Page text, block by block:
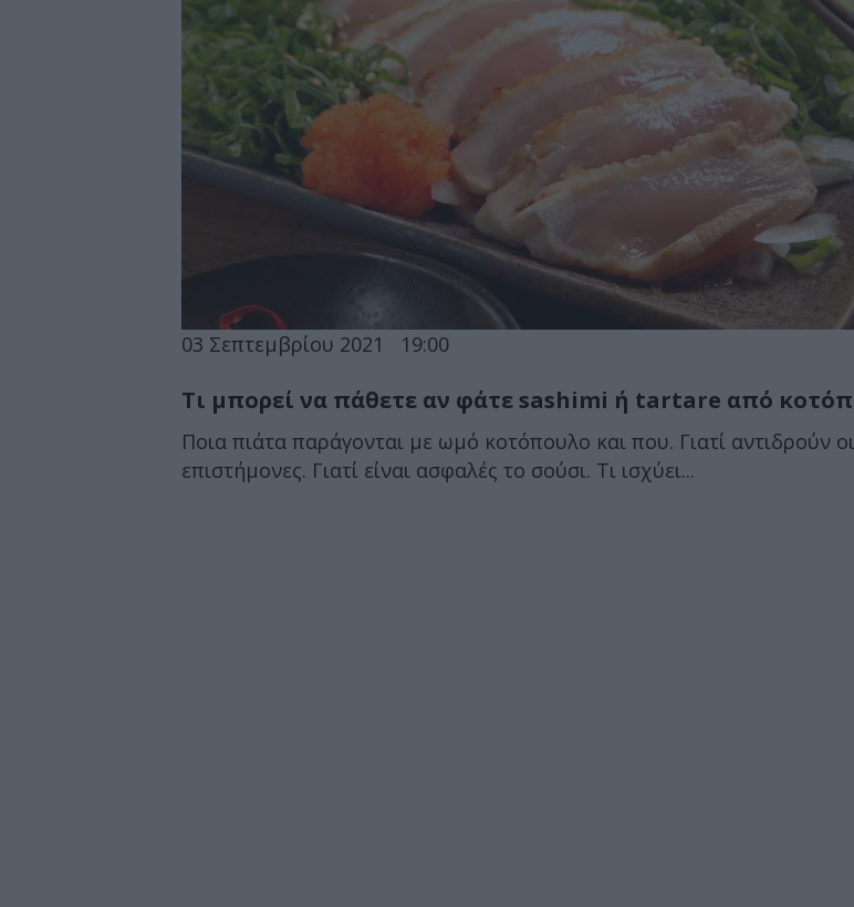
03 Σεπτεμβρίου 2021 19:00
Τι μπορεί να πάθετε αν φάτε sashimi ή tartare από
Ποια πιάτα παράγονται με ωμό κοτόπουλο και που. Γιατί αντιδρούν οι
επιστήμονες. Γιατί είναι ασφαλές το σούσι. Τι ισχύει...